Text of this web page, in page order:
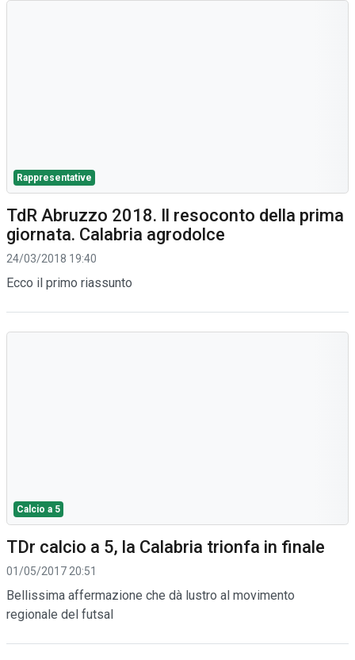
Rappresentative
TdR Abruzzo 2018. Il resoconto della prima
giornata. Calabria agrodolce
24/03/2018 19:40
Ecco il primo riassunto
Calcio a 5
TDr calcio a 5, la Calabria trionfa in finale
01/05/2017 20:51
Bellissima affermazione che dà lustro al movimento
regionale del futsal